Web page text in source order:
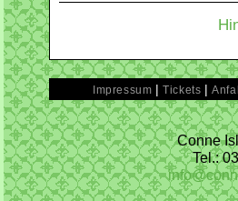
Impressum |Tickets |
Conne
Tel.: